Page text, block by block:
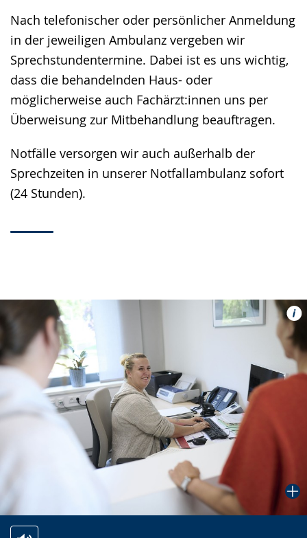
Nach telefonischer oder persönlicher Anmeldung
in der jeweiligen Ambulanz vergeben wir
Sprechstundentermine. Dabei ist es uns wichtig,
dass die behandelnden Haus- oder
möglicherweise auch Fachärzt:innen uns per
Überweisung zur Mitbehandlung beauftragen.
Notfälle versorgen wir auch außerhalb der
Sprechzeiten in unserer Notfallambulanz sofort
(24 Stunden).